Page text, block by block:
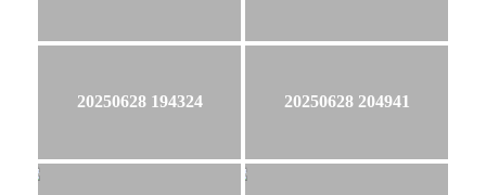
20250628 194324 20250628 204941